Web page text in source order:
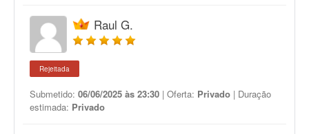
Raul G.
Rejeitada
Submetido: 06/06/2025 às 23:30 | Oferta: Privado | Duração
estimada: Privado